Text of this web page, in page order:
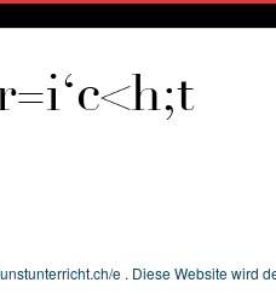
e . Diese Website wird